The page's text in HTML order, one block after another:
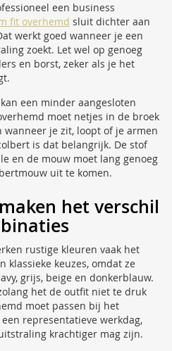
een business
fit overhemd sluit dichter aan
werkt goed wanneer je een
zoekt. Let wel op genoeg
en borst, zeker als je het
een minder aangesloten
moet netjes in de broek
je zit, loopt of je armen
is dat belangrijk. De stof
en de mouw moet lang genoeg
uit te komen.
het verschil
rustige kleuren vaak het
keuzes, omdat ze
grijs, beige en donkerblauw.
het de outfit niet te druk
moet passen bij het
representatieve werkdag,
krachtiger mag zijn.